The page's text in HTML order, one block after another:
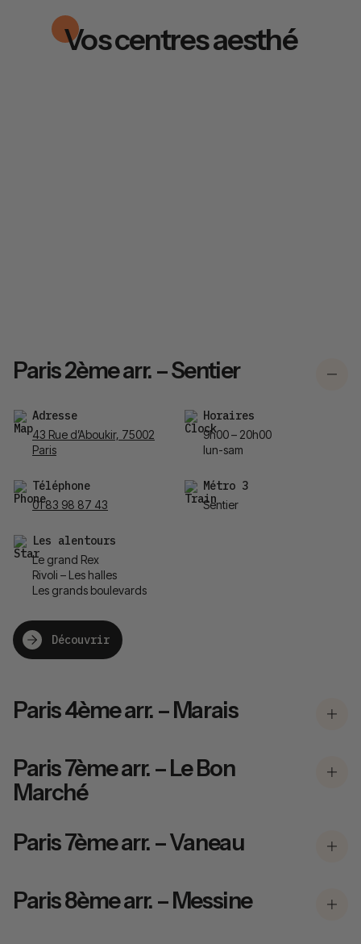
Vos centres aesthé
Paris 2ème arr. – Sentier
Adresse
43 Rue d’Aboukir, 75002
Paris
Horaires
9h00 – 20h00
lun-sam
Téléphone
01 83 98 87 43
Métro 3
Sentier
Les alentours
Le grand Rex
Rivoli – Les halles
Les grands boulevards
Découvrir
Paris 4ème arr. – Marais
Paris 7ème arr. – Le Bon
Marché
Paris 7ème arr. – Vaneau
Paris 8ème arr. – Messine